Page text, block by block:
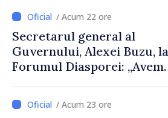
despre parcursul european
al Republicii Moldova.
/ Acum 22 ore
Secretarul general al
Guvernului, Alexei Buzu, la
Forumul Diasporei: „Avem
dumneavoastră pentru a
construi comunități mai
/ Acum 23 ore